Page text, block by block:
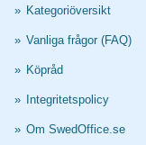
» Kategoriöversikt
» Vanliga frågor (FAQ)
» Köpråd
» Integritetspolicy
» Om SwedOffice.se